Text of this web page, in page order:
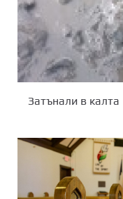
Затънали в калта